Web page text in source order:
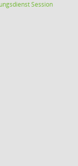
Session(Wird in